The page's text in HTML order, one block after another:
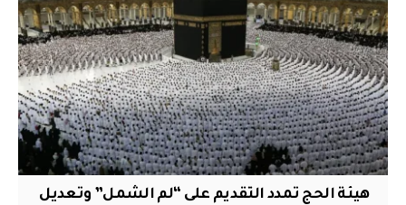
هيئة الحج تمدد التقديم على “لم الشمل” وتعديل